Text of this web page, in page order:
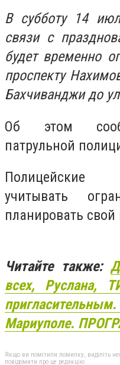
В субботу 14
связи с
будет временно
проспекту
Бахчиванджи до
Об этом
патрульной
Полицейские
учитывать
планировать
Читайте также:
всех,
Мариуполе.
Якщо ви помітили помилку, виділіть
повідомити про це редакцію